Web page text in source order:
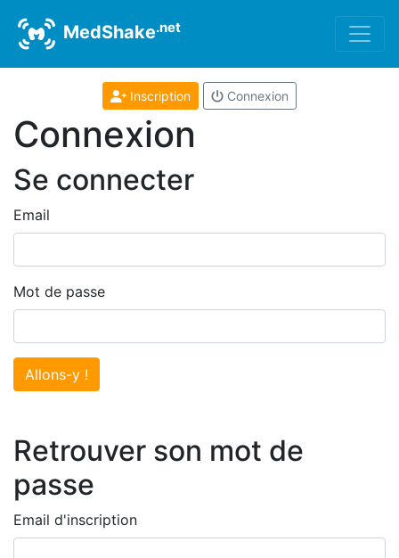
MedShake.net
Inscription Connexion
Connexion
Se connecter
Email
Mot de passe
Allons-y !
Retrouver son mot de
passe
Email d'inscription